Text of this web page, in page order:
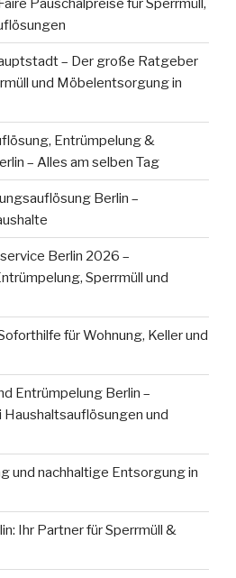
Pauschalpreise für Sperrmüll,
– Der große Ratgeber
und Möbelentsorgung in
Entrümpelung &
– Alles am selben Tag
Berlin –
Berlin 2026 –
Sperrmüll und
für Wohnung, Keller und
Entrümpelung Berlin –
und
und nachhaltige Entsorgung in
Ihr Partner für Sperrmüll &